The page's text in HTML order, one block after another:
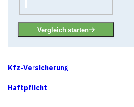
Vergleich starten
Kfz-Versicherung
Haftpflicht